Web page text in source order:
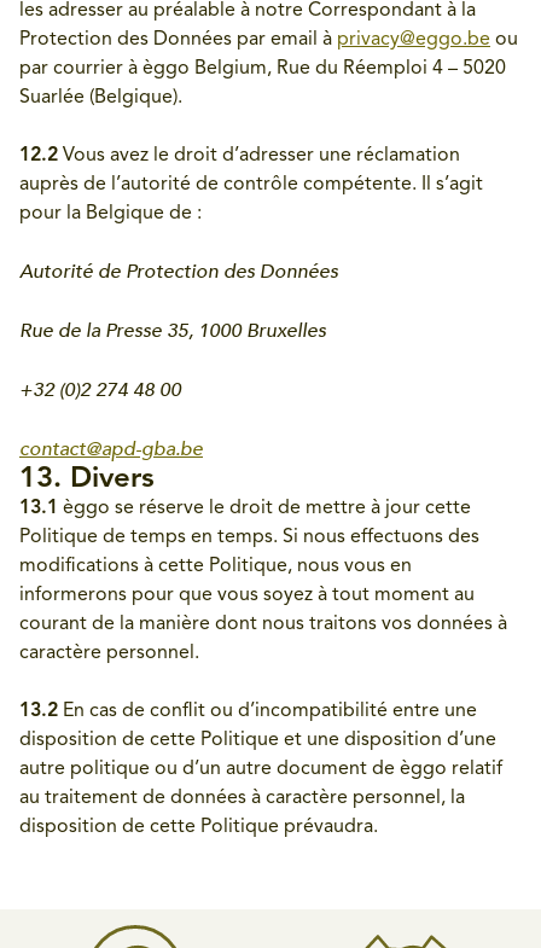
les adresser au préalable à notre Correspondant à la
Protection des Données par email à privacy@eggo.be ou
par courrier à èggo Belgium, Rue du Réemploi 4 – 5020
Suarlée (Belgique).
12.2 Vous avez le droit d’adresser une réclamation
auprès de l’autorité de contrôle compétente. Il s’agit
pour la Belgique de :
Autorité de Protection des Données
Rue de la Presse 35, 1000 Bruxelles
+32 (0)2 274 48 00
contact@apd-gba.be
13. Divers
13.1 èggo se réserve le droit de mettre à jour cette
Politique de temps en temps. Si nous effectuons des
modifications à cette Politique, nous vous en
informerons pour que vous soyez à tout moment au
courant de la manière dont nous traitons vos données à
caractère personnel.
13.2 En cas de conflit ou d’incompatibilité entre une
disposition de cette Politique et une disposition d’une
autre politique ou d’un autre document de èggo relatif
au traitement de données à caractère personnel, la
disposition de cette Politique prévaudra.